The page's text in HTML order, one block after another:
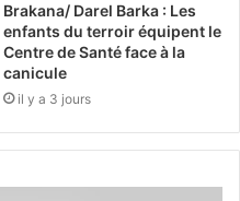
Brakana/ Darel Barka : Les
enfants du terroir équipent le
Centre de Santé face à la
canicule
il y a 3 jours